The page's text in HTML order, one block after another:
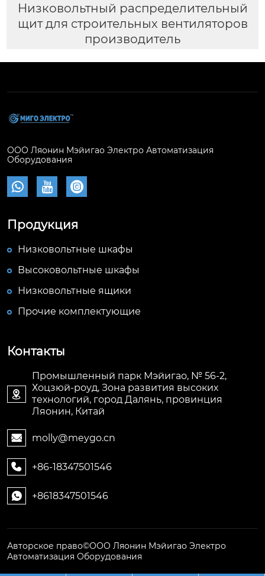
Низковольтный распределительный
щит для строительных вентиляторов
производитель
ООО Ляонин Мэйигао Электро Автоматизация
Оборудования
  
Продукция
Низковольтные шкафы
Высоковольтные шкафы
Низковольтные ящики
Прочие комплектующие
Контакты

Промышленный парк Мэйигао, № 56-2,
Хоцзюй-роуд, Зона развития высоких
технологий, город Далянь, провинция
Ляонин, Китай
 molly@meygo.cn
 +86-18347501546
 +8618347501546
Авторское право©ООО Ляонин Мэйигао Электро
Автоматизация Оборудования